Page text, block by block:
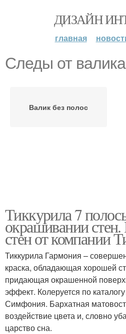
ДИЗАЙН
главная
Следы от валика
Валик без полос
Тиккурила 7
окрашивании
стен от компании
Тиккурила Гармония –
краска, обладающая хорошей
придающая окрашенной
эффект. Колеруется по
Симфония. Бархатная
воздействие цвета и, словно
царство сна.